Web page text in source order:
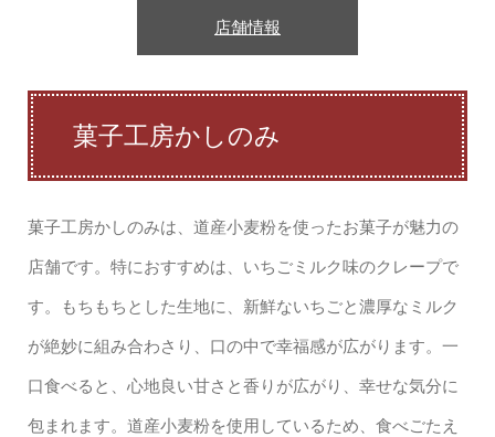
店舗情報
菓子工房かしのみ
菓子工房かしのみは、道産小麦粉を使ったお菓子が魅力の
店舗です。特におすすめは、いちごミルク味のクレープで
す。もちもちとした生地に、新鮮ないちごと濃厚なミルク
が絶妙に組み合わさり、口の中で幸福感が広がります。一
口食べると、心地良い甘さと香りが広がり、幸せな気分に
包まれます。道産小麦粉を使用しているため、食べごたえ